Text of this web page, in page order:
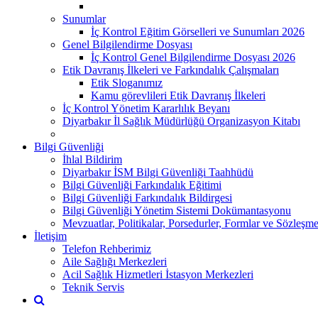
Sunumlar
İç Kontrol Eğitim Görselleri ve Sunumları 2026
Genel Bilgilendirme Dosyası
İç Kontrol Genel Bilgilendirme Dosyası 2026
Etik Davranış İlkeleri ve Farkındalık Çalışmaları
Etik Sloganımız
Kamu görevlileri Etik Davranış İlkeleri
İç Kontrol Yönetim Kararlılık Beyanı
Diyarbakır İl Sağlık Müdürlüğü Organizasyon Kitabı
Bilgi Güvenliği
İhlal Bildirim
Diyarbakır İSM Bilgi Güvenliği Taahhüdü
Bilgi Güvenliği Farkındalık Eğitimi
Bilgi Güvenliği Farkındalık Bildirgesi
Bilgi Güvenliği Yönetim Sistemi Dokümantasyonu
Mevzuatlar, Politikalar, Porsedurler, Formlar ve
İletişim
Telefon Rehberimiz
Aile Sağlığı Merkezleri
Acil Sağlık Hizmetleri İstasyon Merkezleri
Teknik Servis